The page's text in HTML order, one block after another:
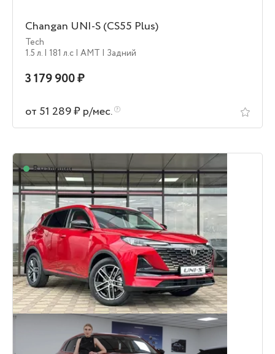
Changan UNI-S (CS55 Plus)
Tech
1.5 л. | 181 л.c | AMT | Задний
3 179 900 ₽
от 51 289 ₽ р/мес.
В наличии